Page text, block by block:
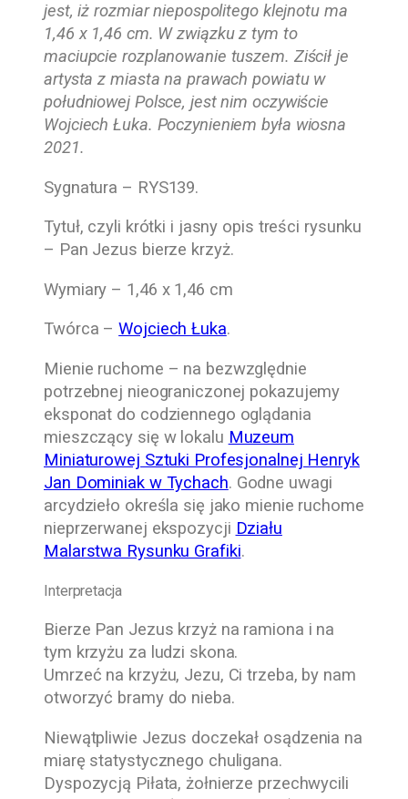
jest, iż rozmiar niepospolitego klejnotu ma
1,46 x 1,46 cm. W związku z tym to
maciupcie rozplanowanie tuszem. Ziścił je
artysta z miasta na prawach powiatu w
południowej Polsce, jest nim oczywiście
Wojciech Łuka. Poczynieniem była wiosna
2021.
Sygnatura – RYS139.
Tytuł, czyli krótki i jasny opis treści rysunku
– Pan Jezus bierze krzyż.
Wymiary – 1,46 x 1,46 cm
Twórca –Wojciech Łuka.
Mienie ruchome – na bezwzględnie
potrzebnej nieograniczonej pokazujemy
eksponat do codziennego oglądania
mieszczący się w lokalu Muzeum
Miniaturowej Sztuki Profesjonalnej Henryk
Jan Dominiak w Tychach. Godne uwagi
arcydzieło określa się jako mienie ruchome
nieprzerwanej ekspozycji Działu
Malarstwa Rysunku Grafiki.
Interpretacja
Bierze Pan Jezus krzyż na ramiona i na
tym krzyżu za ludzi skona.
Umrzeć na krzyżu, Jezu, Ci trzeba, by nam
otworzyć bramy do nieba.
Niewątpliwie Jezus doczekał osądzenia na
miarę statystycznego chuligana.
Dyspozycją Piłata, żołnierze przechwycili